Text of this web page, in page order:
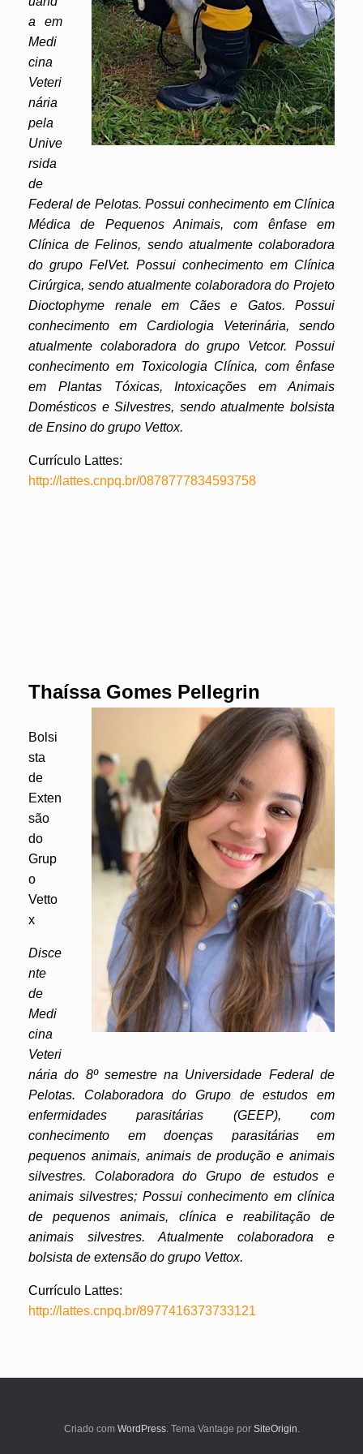
a em
Medi
cina
Veteri
nária
pela
Unive
rsida
de
Federal de Pelotas. Possui conhecimento em Clínica
Médica de Pequenos Animais, com ênfase em
Clínica de Felinos, sendo atualmente colaboradora
do grupo FelVet. Possui conhecimento em Clínica
Cirúrgica, sendo atualmente colaboradora do Projeto
Dioctophyme renale em Cães e Gatos. Possui
conhecimento em Cardiologia Veterinária, sendo
atualmente colaboradora do grupo Vetcor. Possui
conhecimento em Toxicologia Clínica, com ênfase
em Plantas Tóxicas, Intoxicações em Animais
Domésticos e Silvestres, sendo atualmente bolsista
de Ensino do grupo Vettox.
Currículo Lattes:
http://lattes.cnpq.br/0878777834593758
Thaíssa Gomes Pellegrin
Bolsi
sta
de
Exten
são
do
Grup
o
Vetto
x
Disce
nte
de
Medi
cina
Veteri
nária do 8º semestre na Universidade Federal de
Pelotas. Colaboradora do Grupo de estudos em
enfermidades parasitárias (GEEP), com
conhecimento em doenças parasitárias em
pequenos animais, animais de produção e animais
silvestres. Colaboradora do Grupo de estudos e
animais silvestres; Possui conhecimento em clínica
de pequenos animais, clínica e reabilitação de
animais silvestres. Atualmente colaboradora e
bolsista de extensão do grupo Vettox.
Currículo Lattes:
http://lattes.cnpq.br/8977416373733121
Criado com WordPress. Tema Vantage por SiteOrigin